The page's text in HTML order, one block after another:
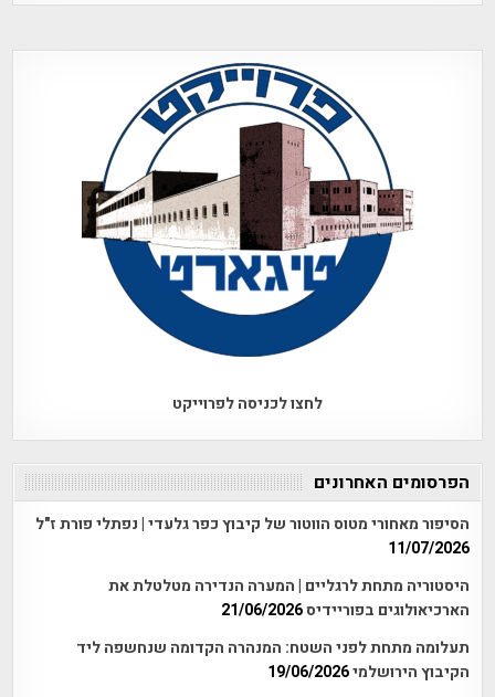
לחצו לכניסה לפרוייקט
הפרסומים האחרונים
הסיפור מאחורי מטוס הווטור של קיבוץ כפר גלעדי | נפתלי פורת ז"ל
11/07/2026
היסטוריה מתחת לרגליים | המערה הנדירה מטלטלת את
הארכיאולוגים בפוריידיס21/06/2026
תעלומה מתחת לפני השטח: המנהרה הקדומה שנחשפה ליד
הקיבוץ הירושלמי19/06/2026